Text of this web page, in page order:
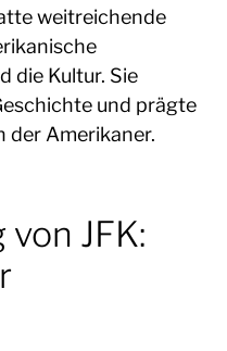
weitreichende
die Kultur. Sie
und prägte
der Amerikaner.
JFK: